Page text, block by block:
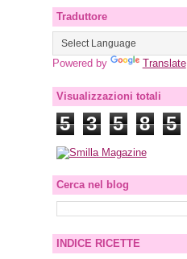
Traduttore
Powered by Translate
Visualizzazioni totali
5 3 5 8 5
Cerca nel blog
INDICE RICETTE